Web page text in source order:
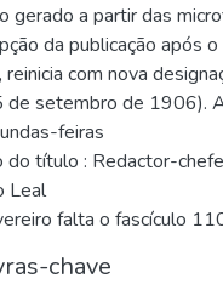
gerado a partir das
da publicação após
com nova
setembro de 1906).
feiras
do título : Redactor-
Leal
falta o fascículo
chave